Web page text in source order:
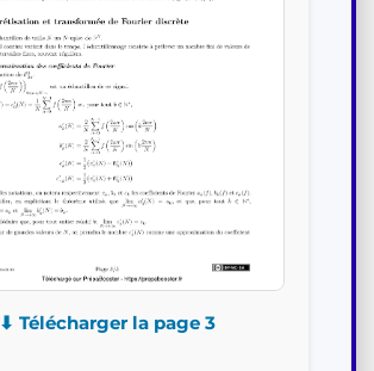
⬇ Télécharger la page 3